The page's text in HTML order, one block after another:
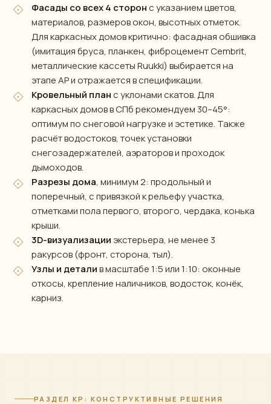
Фасады со всех 4 сторонс указанием цветов,
материалов, размеров окон, высотных отметок.
Для каркасных домов критично: фасадная обшивка
(имитация бруса, планкен, фиброцемент Cembrit,
металлические кассеты Ruukki) выбирается на
этапе АР и отражается в спецификации.
Кровельный планс уклонами скатов. Для
каркасных домов в СПб рекомендуем 30–45°:
оптимум по снеговой нагрузке и эстетике. Также
расчёт водостоков, точек установки
снегозадержателей, аэраторов и проходок
дымоходов.
Разрезы дома, минимум 2: продольный и
поперечный, с привязкой к рельефу участка,
отметками пола первого, второго, чердака, конька
крыши.
3D-визуализации экстерьера, не менее 3
ракурсов (фронт, сторона, тыл).
Узлы и деталив масштабе 1:5 или 1:10: оконные
откосы, крепление наличников, водосток, конёк,
карниз.
РАЗДЕЛ КР: КОНСТРУКТИВНЫЕ РЕШЕНИЯ